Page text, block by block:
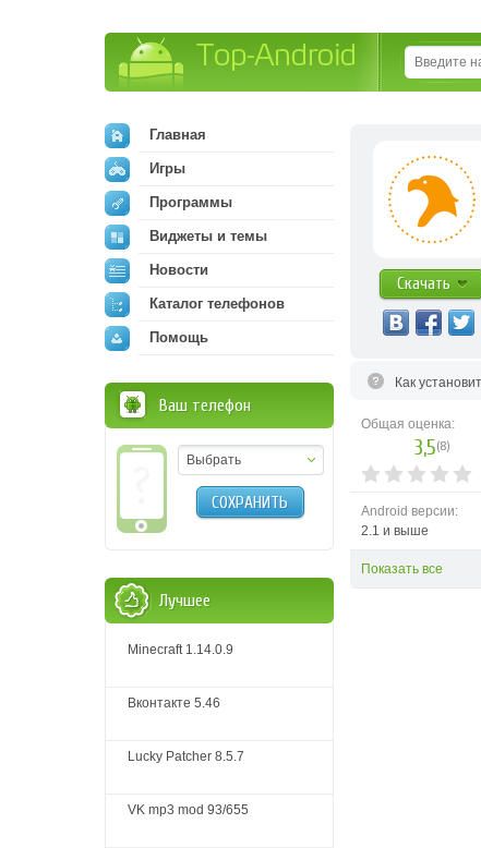
Скачать
Как
Общая оценка:
3,5(8)
Android версии:
2.1 и выше
Показать все
Главная
Игры
Программы
Виджеты и темы
Новости
Каталог телефонов
Помощь
Ваш телефон
Выбрать
СОХРАНИТЬ
Лучшее
Minecraft 1.14.0.9
Вконтакте 5.46
Lucky Patcher 8.5.7
VK mp3 mod 93/655